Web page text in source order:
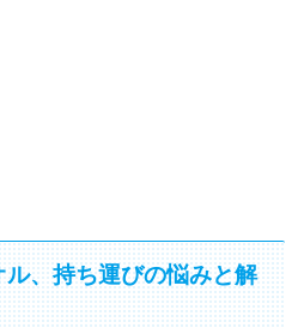
、持ち運びの悩みと解